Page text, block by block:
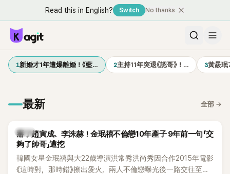
Read this in English? Switch No thanks
1新婚才1年遭爆離婚！《藍… 2主持11年突退《認哥》！… 3黃晸
最新 全部 →
韓星
掰了趙寅成、李洙赫！金珉禧不倫戀10年產子 9年前一句「交
夠了帥哥」遭挖
韓國女星金珉禧與大22歲導演洪常秀洪尚秀因合作2015年電影
《這時對，那時錯》擦出愛火，兩人不倫戀曝光後一路交往至